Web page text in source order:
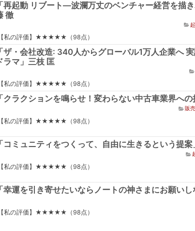
「再起動 リブート―波瀾万丈のベンチャー経営を描
徹
【私の評価】★★★★★（98点）
「ザ・会社改造: 340人からグローバル1万人企業へ
ラマ」三枝 匡
【私の評価】★★★★★（98点）
「クラクションを鳴らせ！変わらない中古車業界へ
販
【私の評価】★★★★★（98点）
「コミュニティをつくって、自由に生きるという提
【私の評価】★★★★★（98点）
「幸運を引き寄せたいならノートの神さまにお願い
【私の評価】★★★★★（98点）